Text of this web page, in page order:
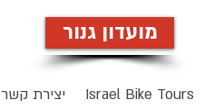
מועדון גנור
Israel Bike Tours יצירת קשר